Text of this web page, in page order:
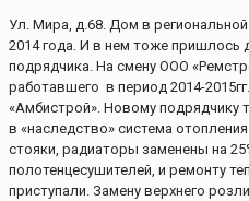
Ул. Мира, д.68. Дом в
2014 года. И в нем тоже пришлось
подрядчика. На смену ООО
работавшего в период 2014-
«Амбистрой». Новому подрядчику
в «наследство» система
стояки, радиаторы заменены на
полотенцесушителей, и ремонту
приступали. Замену верхнего